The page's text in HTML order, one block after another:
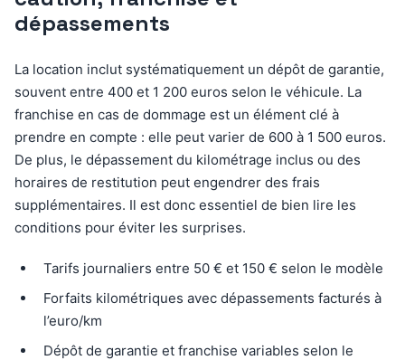
dépassements
La location inclut systématiquement un dépôt de garantie,
souvent entre 400 et 1 200 euros selon le véhicule. La
franchise en cas de dommage est un élément clé à
prendre en compte : elle peut varier de 600 à 1 500 euros.
De plus, le dépassement du kilométrage inclus ou des
horaires de restitution peut engendrer des frais
supplémentaires. Il est donc essentiel de bien lire les
conditions pour éviter les surprises.
Tarifs journaliers entre 50 € et 150 € selon le modèle
Forfaits kilométriques avec dépassements facturés à
l’euro/km
Dépôt de garantie et franchise variables selon le